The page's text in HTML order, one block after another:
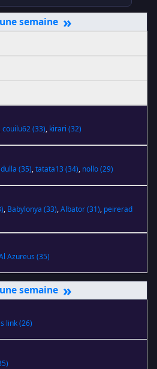
»
,couilu62(33), kirari (32)
(35),tatata13(34), nollo(29)
, Babylonya (33),Albator(31), peirerad
Azureus (35)
»
link(26)